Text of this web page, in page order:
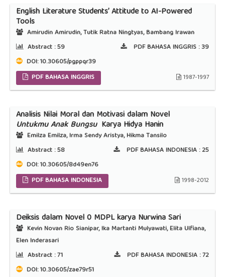
English Literature Students’ Attitude to AI-Powered
Tools
Amirudin Amirudin, Tutik Ratna Ningtyas, Bambang Irawan
Abstract :59 PDF BAHASA INGGRIS :39
DOI:10.30605/pgppqr39
PDF BAHASA INGGRIS
1987-1997
Analisis Nilai Moral dan Motivasi dalam Novel
Untukmu Anak Bungsu Karya Hidya Hanin
Emilza Emilza, Irma Sendy Aristya, Hikma Tansilo
Abstract :58 PDF BAHASA INDONESIA :25
DOI:10.30605/8d49en76
PDF BAHASA INDONESIA
1998-2012
Deiksis dalam Novel 0 MDPL karya Nurwina Sari
Kevin Novan Rio Sianipar, Ika Martanti Mulyawati, Elita Ulfiana,
Elen Inderasari
Abstract :71 PDF BAHASA INDONESIA :72
DOI:10.30605/zae79r51